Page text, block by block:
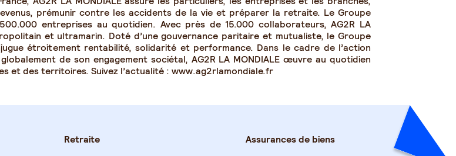
prémunir contre les accidents de la vie et préparer la retraite. Le Groupe
entreprises au quotidien. Avec près de 15.000 collaborateurs, AG2R LA
et ultramarin. Doté d’une gouvernance paritaire et mutualiste, le Groupe
étroitement rentabilité, solidarité et performance. Dans le cadre de l’action
de son engagement sociétal, AG2R LA MONDIALE œuvre au quotidien
et des territoires. Suivez l’actualité : www.ag2rlamondiale.fr
Retraite
Assurances de biens